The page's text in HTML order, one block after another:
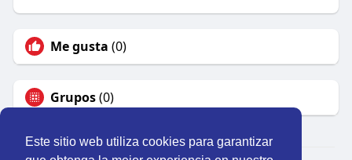
Este sitio web utiliza cookies para garantizar
Me gusta (0)
Grupos(0)